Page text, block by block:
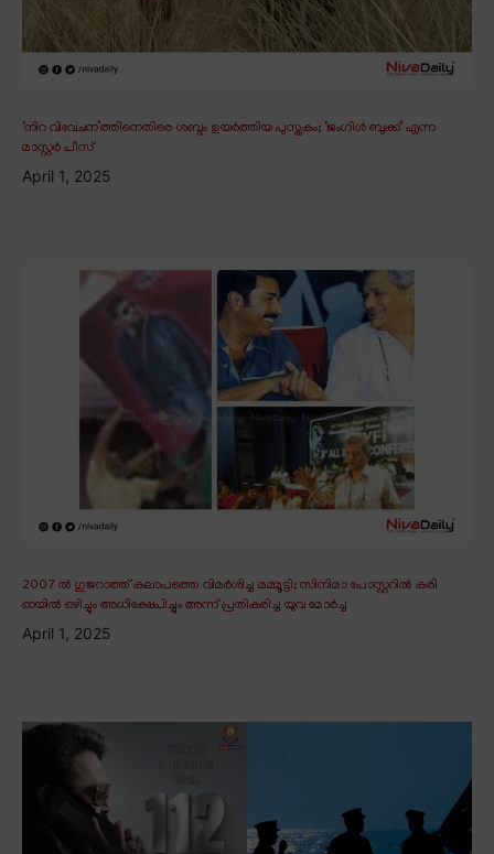
‘നിറ വിവേചന’ത്തിനെതിരെ ശബ്ദം ഉയർത്തിയ പുസ്തകം; ‘ജംഗിൾ ബുക്ക്’ എന്ന
മാസ്റ്റർ പീസ്
April 1, 2025
2007 ൽ ഗുജറാത്ത് കലാപത്തെ വിമർശിച്ച മമ്മൂട്ടി; സിനിമാ പോസ്റ്ററിൽ കരി
ഓയിൽ ഒഴിച്ചും അധിക്ഷേപിച്ചും അന്ന് പ്രതികരിച്ച യുവ മോർച്ച
April 1, 2025